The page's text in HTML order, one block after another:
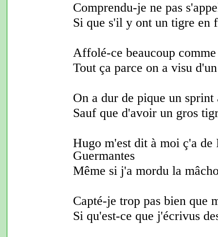
Comprendu-je ne pas
Si que s'il y ont un tigre en
Affolé-ce beaucoup
Tout ça parce on a visu
On a dur de pique un sprint
Sauf que d'avoir un gros
Hugo m'est dit à moi ç'a de
Guermantes
Même si j'a mordu la
Capté-je trop pas bien que
Si qu'est-ce que j'écrivus